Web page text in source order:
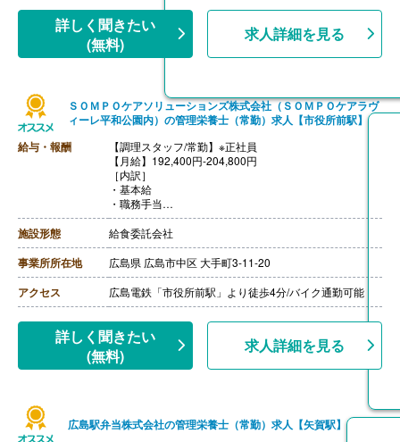
【通勤手当】あり（上限なし）※片道2km以上
【昇給】あり（年1回）
詳しく聞きたい
(無料)
求人詳細を見る
ＳＯＭＰＯケアソリューションズ株式会社（ＳＯＭＰＯケアラヴ
ィーレ平和公園内）の管理栄養士（常勤）求人【市役所前駅】
給与・報酬
【調理スタッフ/常勤】※正社員
【月給】192,400円-204,800円
［内訳］
・基本給
・職務手当
・働きがい向上手当 4,000円
［その他手当］
・時間外手当（超過1分から支給）
・精皆勤手当 6,000円（規定あり）
【賞与】年2回（計2.08ヶ月分）※前年度実績
【通勤手当】あり（上限50,000円/月）
【昇給】あり
【調理主任/常勤】※正社員
【月給】204,800円-
［内訳］
・基本給
［その他手当］
・時間外手当（超過1分から支給）
施設形態 給食委託会社
事業所所在地 広島県 広島市中区 大手町3-11-20
アクセス 広島電鉄「市役所前駅」より徒歩4分/バイク通勤可能
詳しく聞きたい
(無料)
求人詳細を見る
広島駅弁当株式会社の管理栄養士（常勤）求人【矢賀駅】